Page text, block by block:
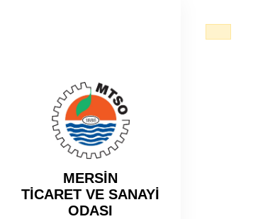
MERSİN
TİCARET VE SANAYİ
ODASI